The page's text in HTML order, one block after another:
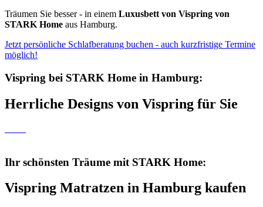
Träumen Sie besser - in einem Luxusbett von Vispring von
STARK Home aus Hamburg.
Jetzt persönliche Schlafberatung buchen - auch kurzfristige Termine
möglich!
Vispring bei STARK Home in Hamburg:
Herrliche Designs von Vispring für Sie
Ihr schönsten Träume mit STARK Home:
Vispring Matratzen in Hamburg kaufen